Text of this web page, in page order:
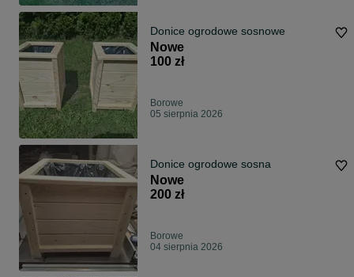
Donice ogrodowe sosnowe
Nowe
100 zł
Borowe
05 sierpnia 2026
Donice ogrodowe sosna
Nowe
200 zł
Borowe
04 sierpnia 2026